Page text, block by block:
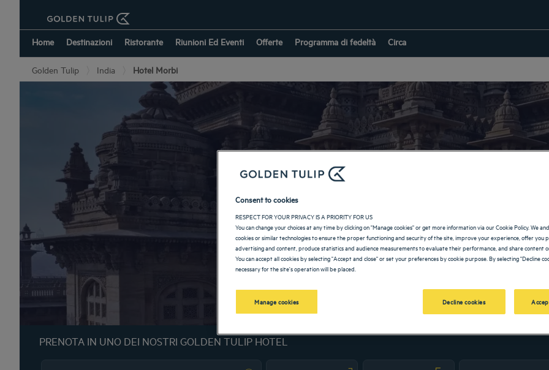
Home Destinazioni Ristorante Riunioni Ed Eventi Offerte Programma di fedeltà Circa
Golden Tulip India Hotel Morbi
Hotel a Morbi
RITORNO IN INDIA
PRENOTA IN UNO DEI NOSTRI GOLDEN TULIP HOTEL
Consent to cookies
RESPECT FOR YOUR PRIVACY IS A PRIORITY FOR US
You can change your choices at any time by clicking on "Manage cookies" or get more information via our Cookie Policy. We and
cookies or similar technologies to ensure the proper functioning and security of the site, improve your experience, offer you
advertising and content, produce statistics and audience measurements to evaluate their performance, and share content
You can accept all cookies by selecting "Accept and close" or set your preferences by cookie purpose. By selecting "Decline
necessary for the site's operation will be placed.
Manage cookies Decline cookies